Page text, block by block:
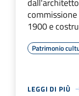
1900 e
Patrimonio
LEGGI DI PIÙ